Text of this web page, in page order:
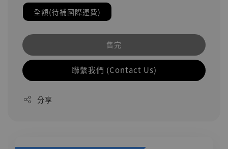
全額(待補國際運費)
售完
聯繫我們 (Contact Us)
分享